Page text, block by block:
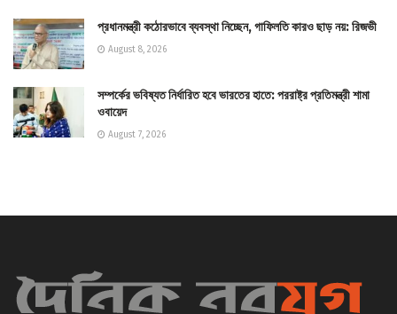
প্রধানমন্ত্রী কঠোরভাবে ব্যবস্থা নিচ্ছেন, গাফিলতি কারও ছাড় নয়: রিজভী
August 8, 2026
সম্পর্কের ভবিষ্যত নির্ধারিত হবে ভারতের হাতে: পররাষ্ট্র প্রতিমন্ত্রী শামা
ওবায়েদ
August 7, 2026